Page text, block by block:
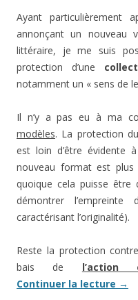
Ayant particulièrement
annonçant un nouveau
littéraire, je me suis
protection d’une
notamment un « sens de
Il n’y a pas eu à ma
modèles. La protection
est loin d’être évidente
nouveau format est plus
quoique cela puisse être
démontrer
caractérisant l’originalité).
Reste la protection
bais de l’action
Continuer la lecture →